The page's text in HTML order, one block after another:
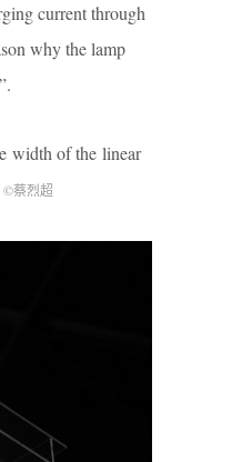
current through
why the lamp
of the linear
©蔡烈超